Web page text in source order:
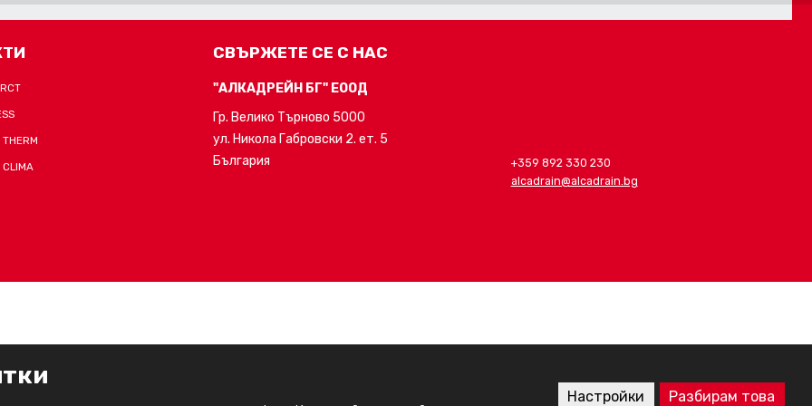
CLIMA
СВЪРЖЕТЕ СЕ С НАС
"АЛКАДРЕЙН БГ" ЕООД
Гр. Велико Търново 5000
ул. Никола Габровски 2. ет. 5
България
+359 892 330 230
alcadrain@alcadrain.bg
Настройки Разбирам това